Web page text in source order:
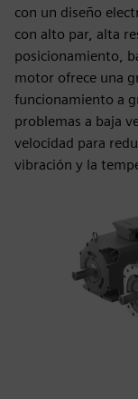
con un diseño
con alto par, alta
posicionamiento,
motor ofrece una
funcionamiento a
problemas a baja
velocidad para
vibración y la